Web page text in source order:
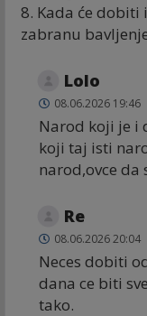
8. Kada će dobiti
zabranu
Lolo
08.06.2026 19:46
Narod koji je i
koji taj isti
narod,ovce da
Re
08.06.2026 20:04
Neces dobiti
dana ce biti
tako.